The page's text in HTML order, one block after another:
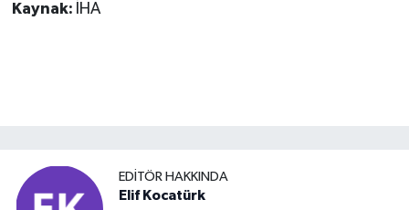
Kaynak: İHA
EDITÖR HAKKINDA
Elif Kocatürk